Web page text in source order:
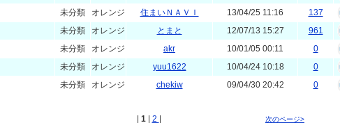
未分類 オレンジ 住まいＮＡＶＩ 13/04/25 11:16
137
未分類 オレンジ とまと 12/07/13 15:27
961
未分類 オレンジ akr 10/01/05 00:11
0
未分類 オレンジ yuu1622 10/04/24 10:18
0
未分類 オレンジ chekiw 09/04/30 20:42 0
1 2 次のページ>